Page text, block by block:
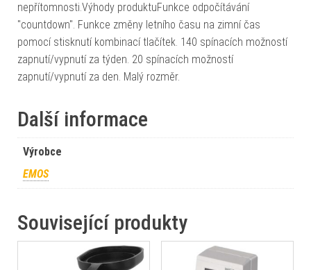
nepřítomnosti.Výhody produktuFunkce odpočítávání
"countdown". Funkce změny letního času na zimní čas
pomocí stisknutí kombinací tlačítek. 140 spínacích možností
zapnutí/vypnutí za týden. 20 spínacích možností
zapnutí/vypnutí za den. Malý rozměr.
Další informace
Výrobce
EMOS
Související produkty